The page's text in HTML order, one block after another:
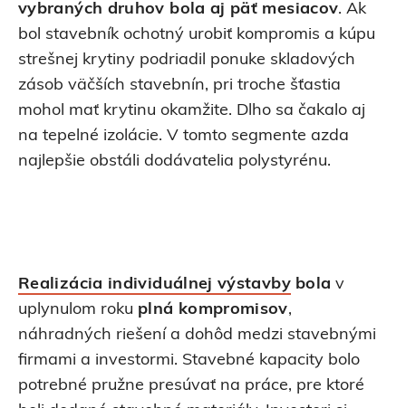
vybraných druhov bola aj päť mesiacov. Ak
bol stavebník ochotný urobiť kompromis a kúpu
strešnej krytiny podriadil ponuke skladových
zásob väčších stavebnín, pri troche šťastia
mohol mať krytinu okamžite. Dlho sa čakalo aj
na tepelné izolácie. V tomto segmente azda
najlepšie obstáli dodávatelia polystyrénu.
Realizácia individuálnej výstavby bola v
uplynulom roku plná kompromisov,
náhradných riešení a dohôd medzi stavebnými
firmami a investormi. Stavebné kapacity bolo
potrebné pružne presúvať na práce, pre ktoré